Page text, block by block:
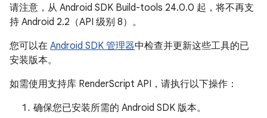
请注意，从 Android SDK Build-tools 24.0.0 起，将不再支
持 Android 2.2（API 级别 8）。
您可以在 Android SDK 管理器中检查并更新这些工具的已
安装版本。
如需使用支持库 RenderScript API，请执行以下操作：
确保您已安装所需的 Android SDK 版本。